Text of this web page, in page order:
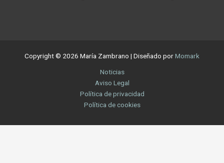
Copyright © 2026 María Zambrano | Diseñado porMomark
Noticias
Aviso Legal
Política de privacidad
Política de cookies